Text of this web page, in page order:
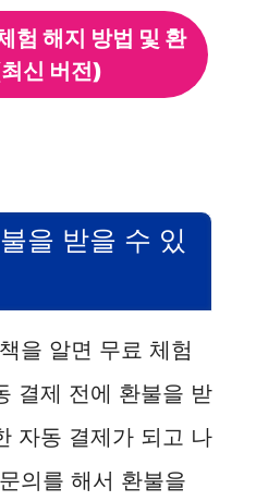
험 해지 방법 및 환
신 버전)
을 받을 수 있
을 알면 무료 체험
결제 전에 환불을 받
자동 결제가 되고 나
의를 해서 환불을